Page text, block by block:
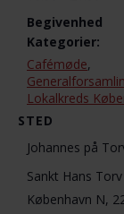
Begivenhed
Kategorier:
Cafémøde,
Lokalkreds
STED
Johannes på
Sankt Hans
København N,